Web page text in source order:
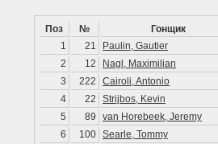
Поз № Гонщик
1
21 Paulin, Gautier
2
12 Nagl, Maximilian
3
222 Cairoli, Antonio
4
22 Strijbos, Kevin
5
89 van Horebeek, Jeremy
6
100 Searle, Tommy